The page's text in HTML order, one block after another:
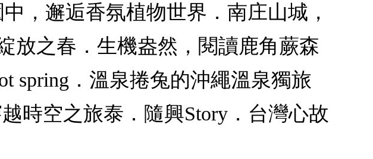
，邂逅香氛植物世界．南庄山城，
放之春．生機盎然，閱讀鹿角蕨森
spring．溫泉捲兔的沖繩溫泉獨旅
時空之旅泰．隨興Story．台灣心故